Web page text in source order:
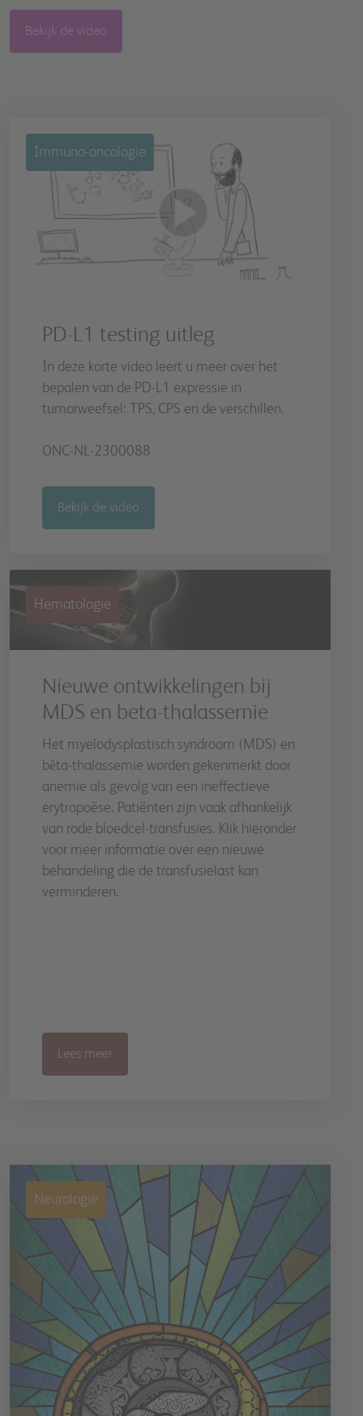
Bekijk de video
Immuno-oncologie
PD-L1 testing uitleg
In deze korte video leert u meer over het
bepalen van de PD-L1 expressie in
tumorweefsel: TPS, CPS en de verschillen.
ONC-NL-2300088
Bekijk de video
Hematologie
Nieuwe ontwikkelingen bij
MDS en beta-thalassemie
Het myelodysplastisch syndroom (MDS) en
bѐta-thalassemie worden gekenmerkt door
anemie als gevolg van een ineffectieve
erytropoëse. Patiënten zijn vaak afhankelijk
van rode bloedcel-transfusies. Klik hieronder
voor meer informatie over een nieuwe
behandeling die de transfusielast kan
verminderen.
Lees meer
Neurologie